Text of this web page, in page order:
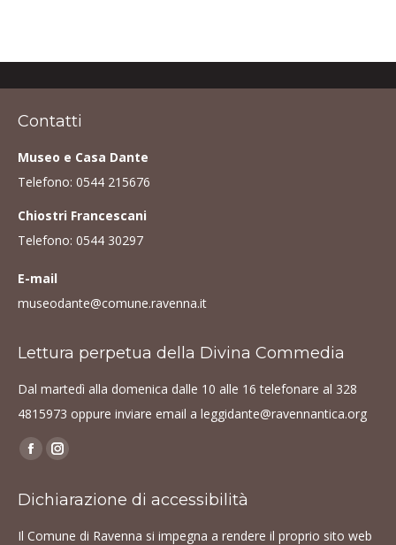
Contatti
Museo e Casa Dante
Telefono: 0544 215676
Chiostri Francescani
Telefono: 0544 30297
E-mail
museodante@comune.ravenna.it
Lettura perpetua della Divina Commedia
Dal martedì alla domenica dalle 10 alle 16 telefonare al 328
4815973 oppure inviare email a leggidante@ravennantica.org
Find us on:
Facebook
opens
Instagram
opens
Dichiarazione di accessibilità
Il Comune di Ravenna si impegna a rendere il proprio sito web